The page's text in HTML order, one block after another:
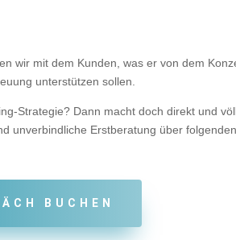
wir mit dem Kunden, was er von dem
unterstützen sollen.
Strategie? Dann macht doch direkt und
unverbindliche Erstberatung über folgenden
BUCHEN